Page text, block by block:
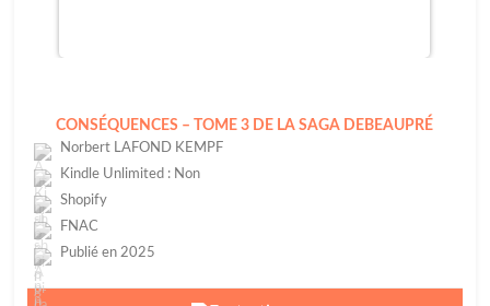
CONSÉQUENCES – TOME 3 DE LA SAGA DEBEAUPRÉ
Norbert LAFOND KEMPF
Kindle Unlimited : Non
Shopify
FNAC
Publié en 2025